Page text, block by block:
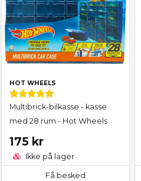
HOT WHEELS
Multibrick-bilkasse - kasse
med 28 rum - Hot Wheels
175 kr
Ikke på lager
Få besked